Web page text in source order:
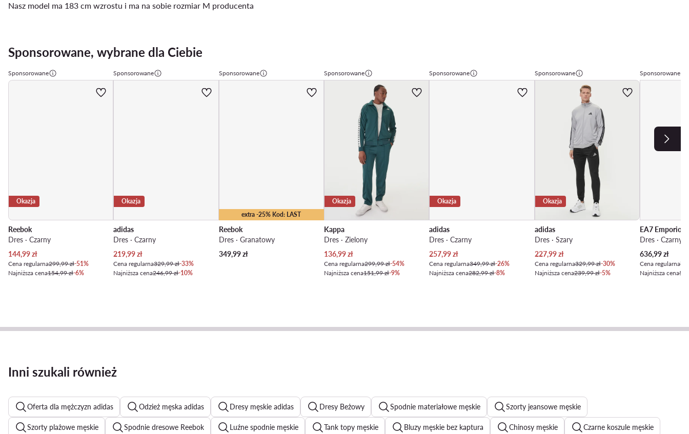
Nasz model ma 183 cm wzrostu i ma na sobie rozmiar M producenta
Sponsorowane, wybrane dla Ciebie
Sponsorowane
Okazja
Reebok
Dres · Czarny
Aktualna cena
144,99zł
Cena regularna299,99 zł-51%
Najniższa cena154,99 zł-6%
Sponsorowane
Okazja
adidas
Dres · Czarny
Aktualna cena
219,99zł
Cena regularna329,99 zł-33%
Najniższa cena246,99 zł-10%
Sponsorowane
extra -25% Kod: LAST
Reebok
Dres · Granatowy
349,99zł
Sponsorowane
Okazja
Kappa
Dres · Zielony
Aktualna cena
136,99zł
Cena regularna299,99 zł-54%
Najniższa cena151,99 zł-9%
Sponsorowane
Okazja
adidas
Dres · Czarny
Aktualna cena
257,99zł
Cena regularna349,99 zł-26%
Najniższa cena282,99 zł-8%
Sponsorowane
Okazja
adidas
Dres · Szary
Aktualna cena
227,99zł
Cena regularna329,99 zł-30%
Najniższa cena239,99 zł-5%
Sponsorowane
EA7 Emporio
Dres · Czarny
Aktualna cena
636,99zł
Cena regularna
Najniższa cena
Inni szukali również
Oferta dla mężczyzn adidas Odzież męska adidas Dresy męskie adidas Dresy Beżowy Spodnie materiałowe męskie Szorty jeansowe męskie
Szorty plażowe męskie Spodnie dresowe Reebok Luźne spodnie męskie Tank topy męskie Bluzy męskie bez kaptura Chinosy męskie Czarne koszule męskie